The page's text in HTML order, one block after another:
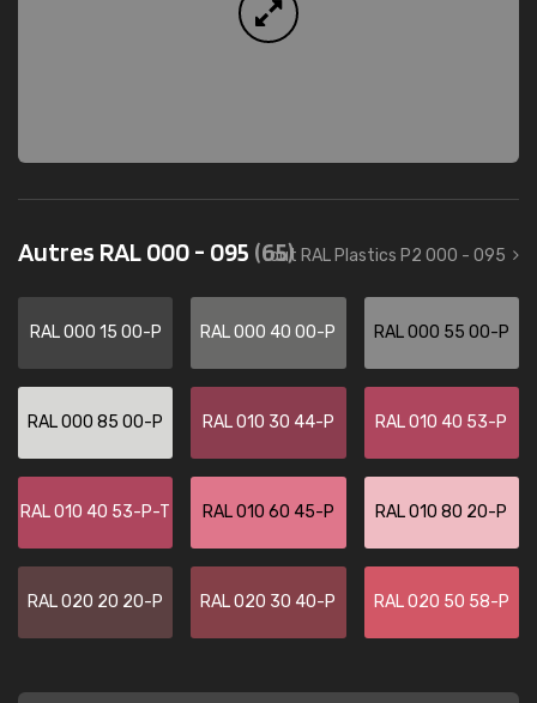
Autres RAL 000 - 095 (65)
tout RAL Plastics P2 000 - 095
RAL 000 15 00-P RAL 000 40 00-P RAL 000 55 00-P
RAL 000 85 00-P RAL 010 30 44-P RAL 010 40 53-P
RAL 010 40 53-P-T RAL 010 60 45-P RAL 010 80 20-P
RAL 020 20 20-P RAL 020 30 40-P RAL 020 50 58-P